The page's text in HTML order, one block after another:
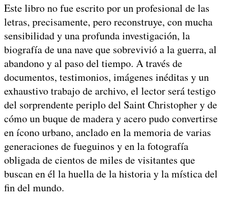
Este libro no fue escrito por un profesional de las
letras, precisamente, pero reconstruye, con mucha
sensibilidad y una profunda investigación, la
biografía de una nave que sobrevivió a la guerra, al
abandono y al paso del tiempo. A través de
documentos, testimonios, imágenes inéditas y un
exhaustivo trabajo de archivo, el lector será testigo
del sorprendente periplo del Saint Christopher y de
cómo un buque de madera y acero pudo convertirse
en ícono urbano, anclado en la memoria de varias
generaciones de fueguinos y en la fotografía
obligada de cientos de miles de visitantes que
buscan en él la huella de la historia y la mística del
fin del mundo.